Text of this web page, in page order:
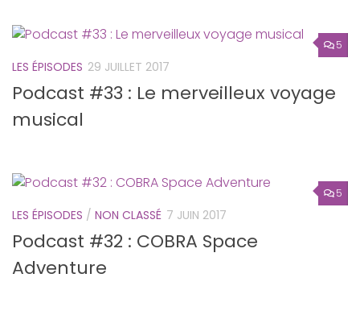
5
LES ÉPISODES 29 JUILLET 2017
Podcast #33 : Le merveilleux voyage
musical
5
LES ÉPISODES / NON CLASSÉ 7 JUIN 2017
Podcast #32 : COBRA Space
Adventure